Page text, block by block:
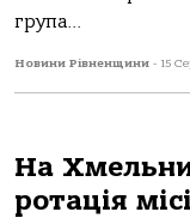
група...
Новини Рівненщини - 15
На
ротація